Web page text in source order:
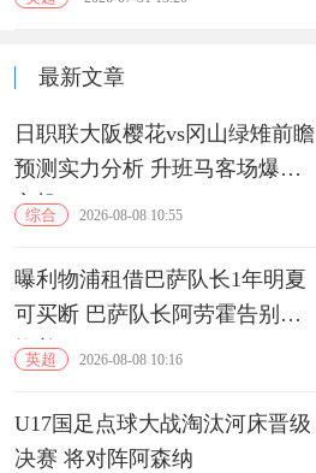
最新文章
日职联大阪樱花vs冈山绿雉前瞻
预测实力分析 升班马客场爆冷
良机
综合 2026-08-08 10:55
曝利物浦租借巴萨队长1年明夏
可买断 巴萨队长阿劳霍告别诺
坎普
英超 2026-08-08 10:16
U17国足点球大战淘汰河床晋级
决赛 将对阵阿森纳